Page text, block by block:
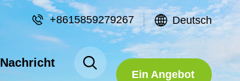
+8615859279267 Deutsch
Nachricht
Fordern Sie
Ein Angebot